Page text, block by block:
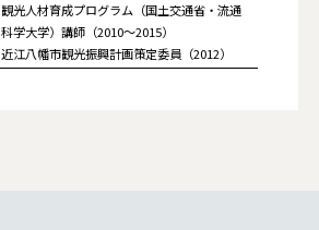
観光人材育成プログラム（国土交通省・流通
科学大学）講師（2010～2015）
近江八幡市観光振興計画策定委員（2012）